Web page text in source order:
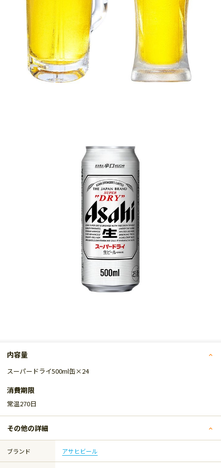
内容量
スーパードライ500ml缶×24
消費期限
常温270日
その他の詳細
ブランド アサヒビール